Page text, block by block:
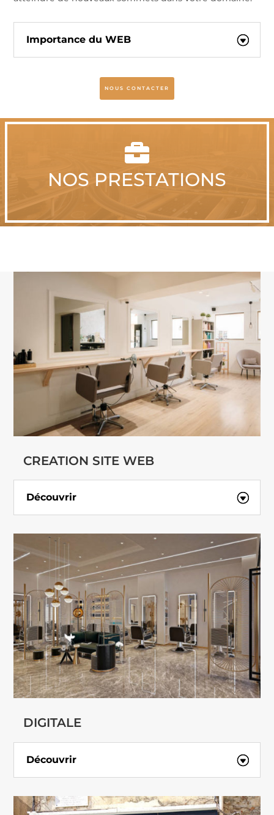
Importance du WEB
NOUS CONTACTER

NOS PRESTATIONS
CREATION SITE WEB
Découvrir
DIGITALE
Découvrir